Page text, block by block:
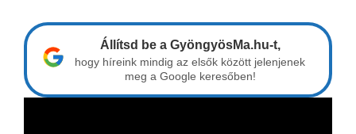
Állítsd be a GyöngyösMa.hu-t,
hogy híreink mindig az elsők között jelenjenek
meg a Google keresőben!